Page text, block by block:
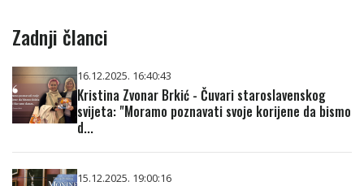
Zadnji članci
16.12.2025. 16:40:43
Kristina Zvonar Brkić - Čuvari staroslavenskog
svijeta: "Moramo poznavati svoje korijene da bismo
d...
15.12.2025. 19:00:16